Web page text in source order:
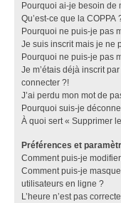
Pourquoi ai-je besoin de
Qu’est-ce que la COPPA
Pourquoi ne puis-je pas
Je suis inscrit mais je ne
Pourquoi ne puis-je pas
Je m’étais déjà inscrit
connecter ?!
J’ai perdu mon mot de
Pourquoi suis-je
À quoi sert « Supprimer
Préférences et
Comment puis-je
Comment puis-je
utilisateurs en ligne ?
L’heure n’est pas